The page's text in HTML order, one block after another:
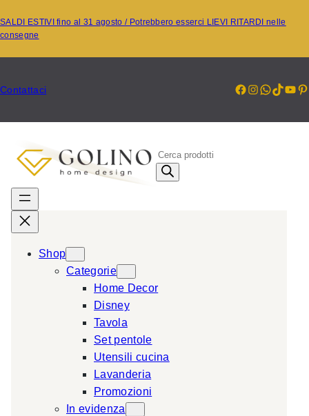
al
contenuto
SALDI ESTIVI fino al 31 agosto / Potrebbero esserci LIEVI RITARDI nelle
consegne
Contattaci Facebook
P
s
c
Shop
Categorie
Home Decor
Disney
Tavola
Set pentole
Utensili cucina
Lavanderia
Promozioni
In evidenza